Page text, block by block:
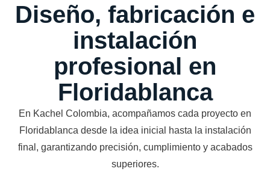
Diseño, fabricación e
instalación
profesional en
Floridablanca
En Kachel Colombia, acompañamos cada proyecto en
Floridablanca desde la idea inicial hasta la instalación
final, garantizando precisión, cumplimiento y acabados
superiores.